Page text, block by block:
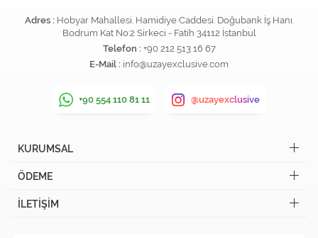
Adres : Hobyar Mahallesi. Hamidiye Caddesi. Doğubank İş Hanı.
Bodrum Kat No:2 Sirkeci - Fatih 34112 İstanbul
Telefon : +90 212 513 16 67
E-Mail : info@uzayexclusive.com
+90 554 110 81 11 @uzayexclusive
KURUMSAL
ÖDEME
İLETİŞİM